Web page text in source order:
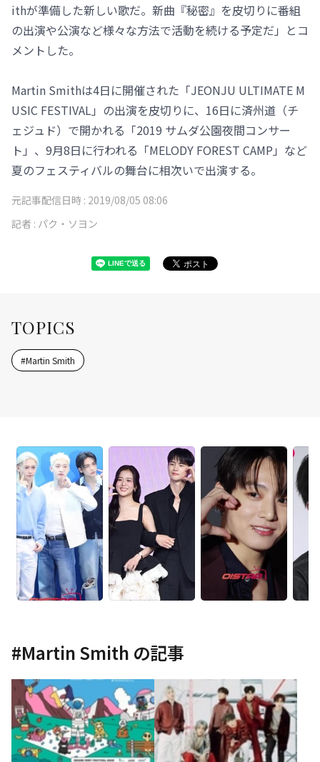
ithが準備した新しい歌だ。新曲『秘密』を皮切りに番組
の出演や公演など様々な方法で活動を続ける予定だ」とコ
メントした。
Martin Smithは4日に開催された「JEONJU ULTIMATE M
USIC FESTIVAL」の出演を皮切りに、16日に済州道（チ
ェジュド）で開かれる「2019 サムダ公園夜間コンサー
ト」、9月8日に行われる「MELODY FOREST CAMP」など
夏のフェスティバルの舞台に相次いで出演する。
元記事配信日時 : 2019/08/05 08:06
記者 : パク・ソヨン
TOPICS
#Martin Smith
#Martin Smith の記事